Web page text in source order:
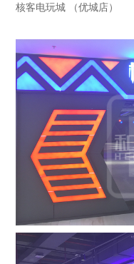
核客电玩城 （优城店）